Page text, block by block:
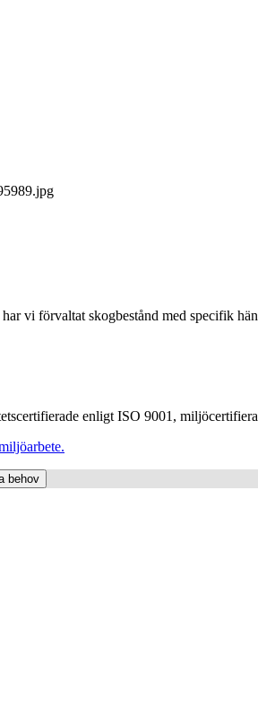
vi förvaltat skogbestånd med specifik
enligt ISO 9001,
behov